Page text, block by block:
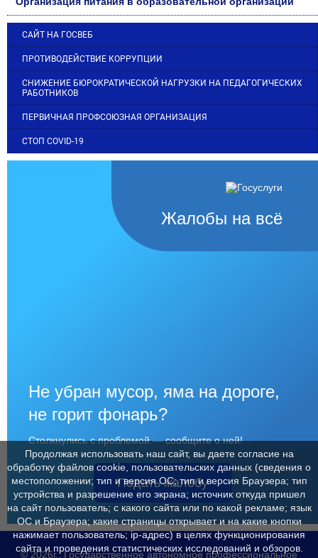
САЙТ НА ГОСВЕБ
ПРОТИВОДЕЙСТВИЕ КОРРУПЦИИ
СНИЖЕНИЕ БЮРОКРАТИЧЕСКОЙ НАГРУЗКИ НА ПЕДАГОГИЧЕСКИХ
РАБОТНИКОВ
ПЕРВИЧНАЯ ПРОФСОЮЗНАЯ ОРГАНИЗАЦИЯ
СТОП COVID-19
Жалобы на всё
Не убран мусор, яма на дороге,
не горит фонарь?
Столкнулись с проблемой — сообщите о ней!
Подать жалобу
© 2026г., Государственное автономное профессиональное
Продолжая использовать наш сайт, вы даете согласие на
обработку файлов cookie, пользовательских данных (сведения о
местоположении; тип и версия ОС; тип и версия Браузера; тип
устройства и разрешение его экрана; источник откуда пришел
на сайт пользователь; с какого сайта или по какой рекламе; язык
ОС и Браузера; какие страницы открывает и на какие кнопки
нажимает пользователь; ip-адрес) в целях функционирования
сайта и проведения статистических исследований и обзоров.